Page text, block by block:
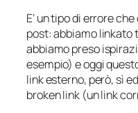
E’ un tipo di errore
post: abbiamo linkato
abbiamo preso
esempio) e oggi
link esterno, però, sì
broken link (un link